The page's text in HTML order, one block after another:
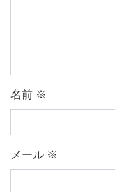
名前 ※
メール ※